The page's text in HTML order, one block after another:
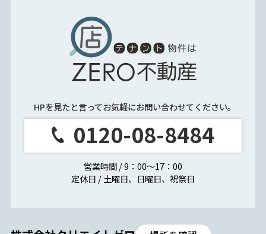
HPを見たと言ってお気軽にお問い合わせてください。
0120-08-8484
営業時間 / 9：00～17：00
定休日 / 土曜日、日曜日、祝祭日